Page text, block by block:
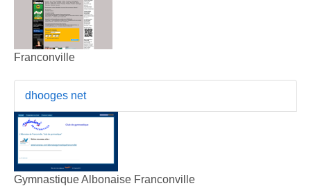
Franconville
dhooges net
Gymnastique Albonaise Franconville